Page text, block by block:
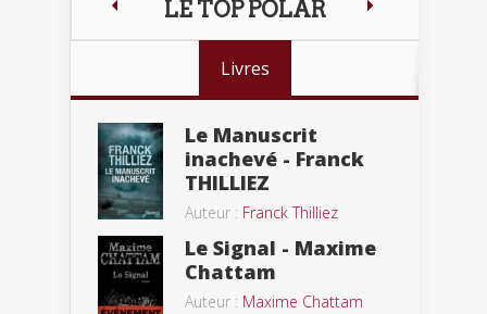
LE TOP POLAR
Livres
Le Manuscrit
inachevé - Franck
THILLIEZ
Auteur : Franck Thilliez
Le Signal - Maxime
Chattam
Auteur : Maxime Chattam